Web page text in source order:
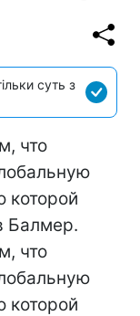
суть з
что
которой
Балмер.
что
которой